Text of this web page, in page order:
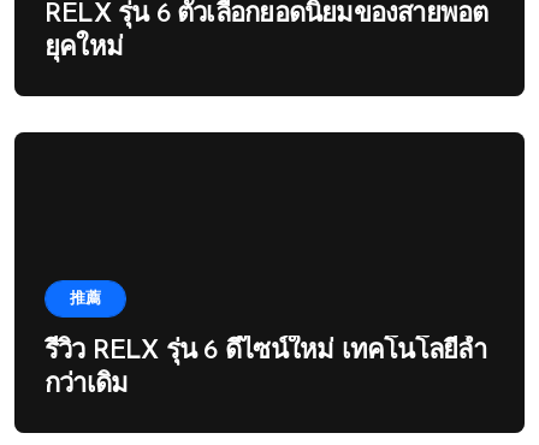
RELX รุ่น 6 ตัวเลือกยอดนิยมของสายพอต
ยุคใหม่
推薦
รีวิว RELX รุ่น 6 ดีไซน์ใหม่ เทคโนโลยีล้ำ
กว่าเดิม